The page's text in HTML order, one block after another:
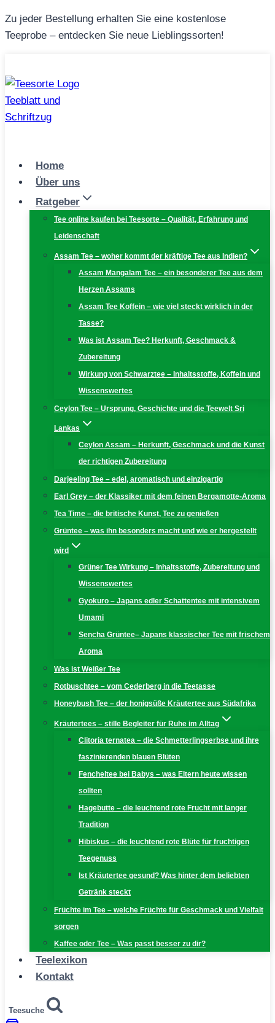
Zum
Inhalt
Zu jeder Bestellung erhalten Sie eine kostenlose
Teeprobe – entdecken Sie neue Lieblingssorten!
Home
Über uns
Ratgeber
Tee online kaufen bei Teesorte – Qualität, Erfahrung und
Leidenschaft
Assam Tee – woher kommt der kräftige Tee aus Indien?
Assam Mangalam Tee – ein besonderer Tee aus dem
Herzen Assams
Assam Tee Koffein – wie viel steckt wirklich in der
Tasse?
Was ist Assam Tee? Herkunft, Geschmack &
Zubereitung
Wirkung von Schwarztee – Inhaltsstoffe, Koffein und
Wissenswertes
Ceylon Tee – Ursprung, Geschichte und die Teewelt Sri
Lankas
Ceylon Assam – Herkunft, Geschmack und die Kunst
der richtigen Zubereitung
Darjeeling Tee – edel, aromatisch und einzigartig
Earl Grey – der Klassiker mit dem feinen Bergamotte-Aroma
Tea Time – die britische Kunst, Tee zu genießen
Grüntee – was ihn besonders macht und wie er hergestellt
wird
Grüner Tee Wirkung – Inhaltsstoffe, Zubereitung und
Wissenswertes
Gyokuro – Japans edler Schattentee mit intensivem
Umami
Sencha Grüntee– Japans klassischer Tee mit frischem
Aroma
Was ist Weißer Tee
Rotbuschtee – vom Cederberg in die Teetasse
Honeybush Tee – der honigsüße Kräutertee aus Südafrika
Kräutertees – stille Begleiter für Ruhe im Alltag
Clitoria ternatea – die Schmetterlingserbse und ihre
faszinierenden blauen Blüten
Fencheltee bei Babys – was Eltern heute wissen
sollten
Hagebutte – die leuchtend rote Frucht mit langer
Tradition
Hibiskus – die leuchtend rote Blüte für fruchtigen
Teegenuss
Ist Kräutertee gesund? Was hinter dem beliebten
Getränk steckt
Früchte im Tee – welche Früchte für Geschmack und Vielfalt
sorgen
Kaffee oder Tee – Was passt besser zu dir?
Teelexikon
Kontakt
Teesuche